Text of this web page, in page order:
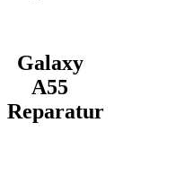
Galaxy
A55
Reparatur